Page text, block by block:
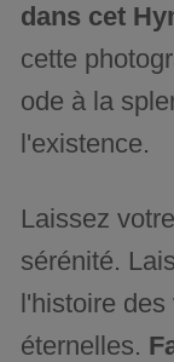
dans cet
cette
ode à la
l'existence.
Laissez
sérénité.
l'histoire
éternelles.